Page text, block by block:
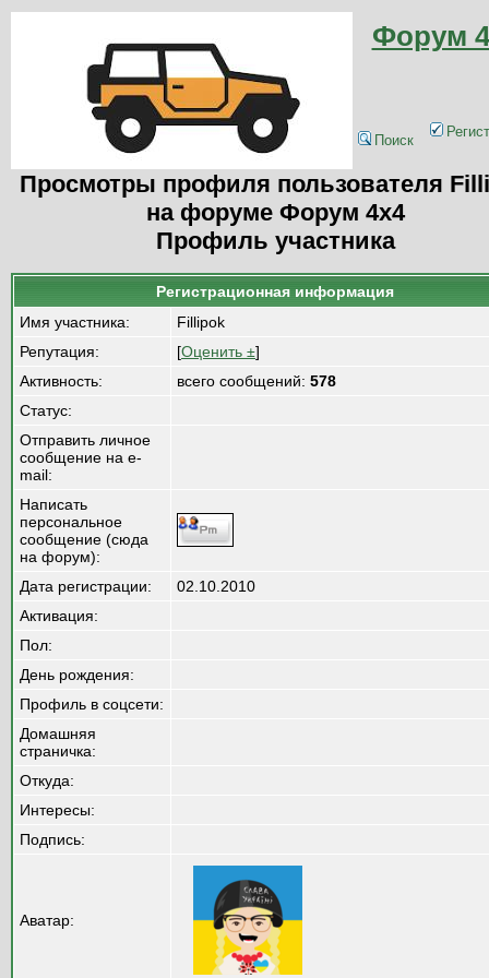
Форум
Поиск
Просмотры профиля пользователя
на форуме Форум 4x4
Профиль участника
Регистрационная информация
Имя участника:
Fillipok
Репутация:
[Оценить ±]
Активность:
всего сообщений: 578
Статус:
Отправить личное
сообщение на e-
mail:
Написать
персональное
сообщение (сюда
на форум):
Дата регистрации:
02.10.2010
Активация:
Пол:
День рождения:
Профиль в соцсети:
Домашняя
страничка:
Откуда:
Интересы:
Подпись:
Аватар: